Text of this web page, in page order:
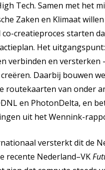
Tech. Samen met het
Zaken en Klimaat
creatieproces starten
Het
verbinden en versterken
Daarbij bouwen
routekaarten van onder
en PhotonDelta, en
uit het Wennink-
versterkt dit de
recente Nederland–VK